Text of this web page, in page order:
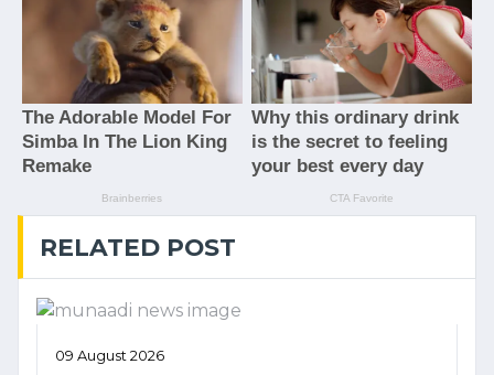
RELATED POST
09 August 2026